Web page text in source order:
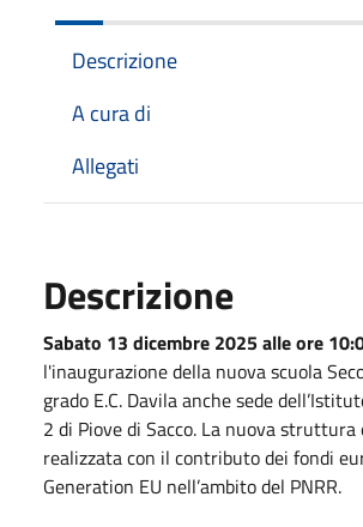
Descrizione
A cura di
Allegati
Descrizione
Sabato 13 dicembre 2025 alle ore
l'inaugurazione della nuova scuola
grado E.C. Davila anche sede
2 di Piove di Sacco. La nuova
realizzata con il contributo dei fondi
Generation EU nell’ambito del PNRR.